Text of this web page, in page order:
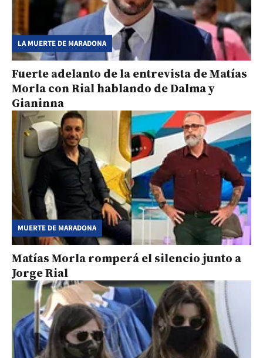
LA MUERTE DE MARADONA
Fuerte adelanto de la entrevista de Matías
Morla con Rial hablando de Dalma y
Gianinna
MUERTE DE MARADONA
Matías Morla romperá el silencio junto a
Jorge Rial